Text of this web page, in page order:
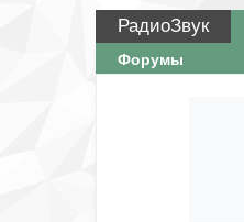
РадиоЗвук
Форумы